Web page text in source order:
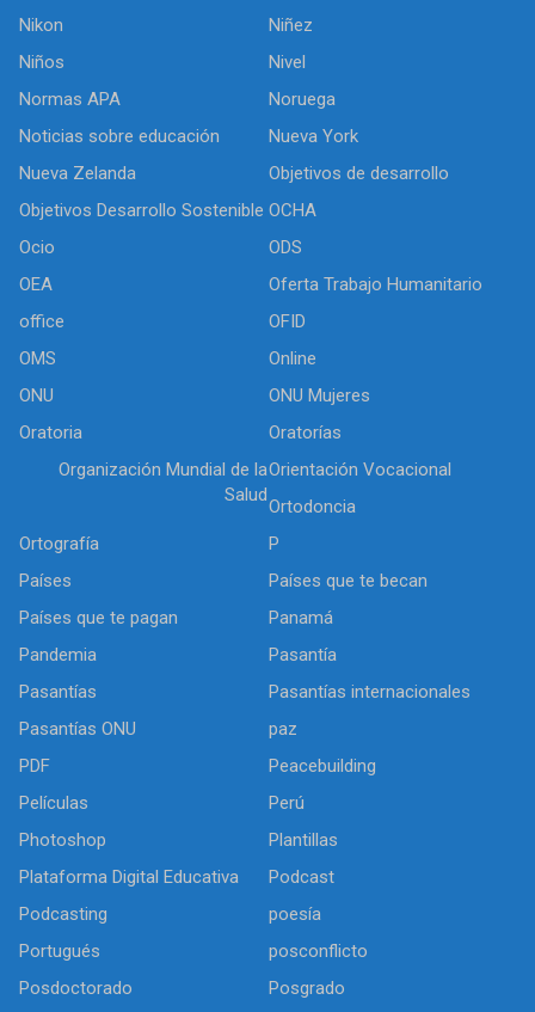
Nikon
Niñez
Niños
Nivel
Normas APA
Noruega
Noticias sobre educación
Nueva York
Nueva Zelanda
Objetivos de desarrollo
Objetivos Desarrollo Sostenible OCHA
Ocio
ODS
OEA
Oferta Trabajo Humanitario
office
OFID
OMS
Online
ONU
ONU Mujeres
Oratoria
Oratorías
Organización Mundial de la
Salud
Orientación Vocacional
Ortodoncia
Ortografía
P
Países
Países que te becan
Países que te pagan
Panamá
Pandemia
Pasantía
Pasantías
Pasantías internacionales
Pasantías ONU
paz
PDF
Peacebuilding
Películas
Perú
Photoshop
Plantillas
Plataforma Digital Educativa
Podcast
Podcasting
poesía
Portugués
posconflicto
Posdoctorado
Posgrado